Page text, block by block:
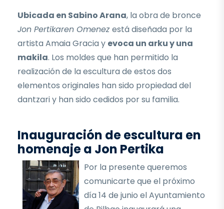
Ubicada en Sabino Arana, la obra de bronce
Jon Pertikaren Omenezestá diseñada por la
artista Amaia Gracia y evoca un arku y una
makila. Los moldes que han permitido la
realización de la escultura de estos dos
elementos originales han sido propiedad del
dantzari y han sido cedidos por su familia.
Inauguración de escultura en
homenaje a Jon Pertika
Por la presente queremos
comunicarte que el próximo
día 14 de junio el Ayuntamiento